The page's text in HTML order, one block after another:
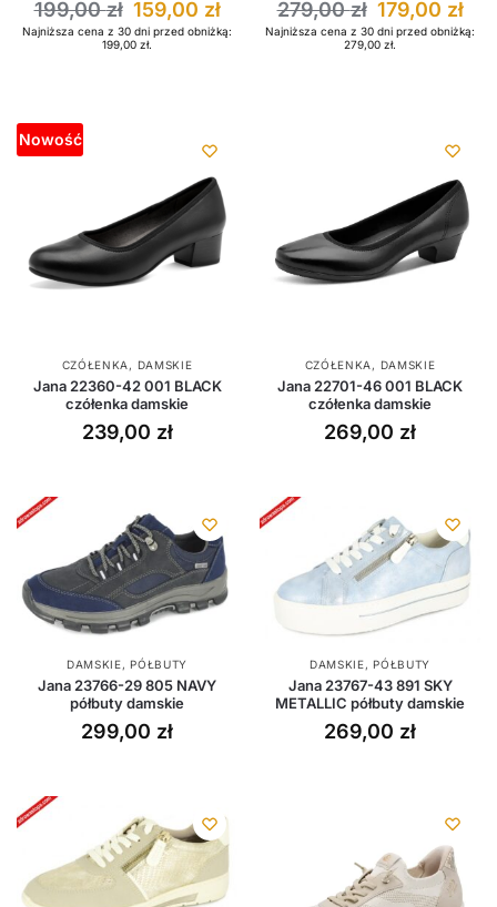
199,00zł 159,00 zł
Najniższa cena z 30 dni przed obniżką:
199,00 zł.
279,00zł 179,00 zł
Najniższa cena z 30 dni przed obniżką:
279,00 zł.
Nowość
CZÓŁENKA , DAMSKIE
Jana 22360-42 001 BLACK
czółenka damskie
239,00 zł
CZÓŁENKA , DAMSKIE
Jana 22701-46 001 BLACK
czółenka damskie
269,00 zł
DAMSKIE,PÓŁBUTY
Jana 23766-29 805 NAVY
półbuty damskie
299,00 zł
DAMSKIE,PÓŁBUTY
Jana 23767-43 891 SKY
METALLIC półbuty damskie
269,00 zł